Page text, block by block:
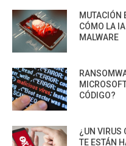
MUTACIÓN
CÓMO LA
MALWARE
CÓDIGO?
¿UN VIRUS
TE ESTÁN